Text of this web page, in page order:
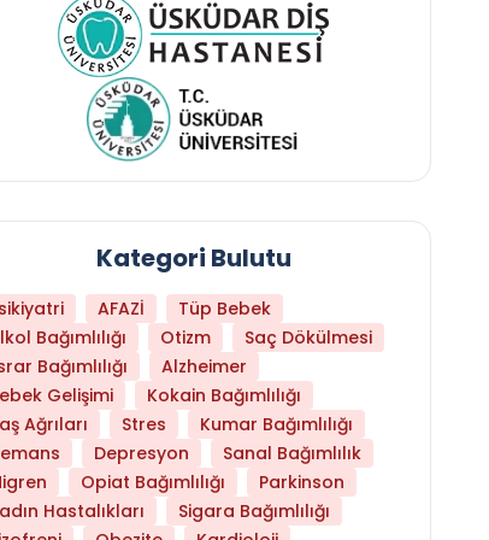
Az Protein Tüketmek Yaşlanmayı
Kategori Bulutu
AFAZİ
Tüp Bebek
Bağımlılığı
Otizm
Saç Dökülmesi
Bağımlılığı
Alzheimer
Gelişimi
Kokain Bağımlılığı
Ağrıları
Stres
Kumar Bağımlılığı
Depresyon
Sanal Bağımlılık
Opiat Bağımlılığı
Parkinson
Hastalıkları
Sigara Bağımlılığı